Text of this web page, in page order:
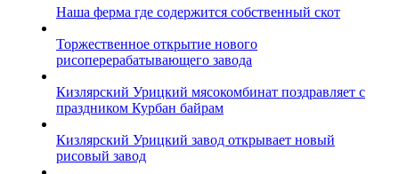
Наша ферма где содержится собственный скот
Торжественное открытие нового
рисоперерабатывающего завода
Кизлярский Урицкий мясокомбинат поздравляет с
праздником Курбан байрам
Кизлярский Урицкий завод открывает новый
рисовый завод